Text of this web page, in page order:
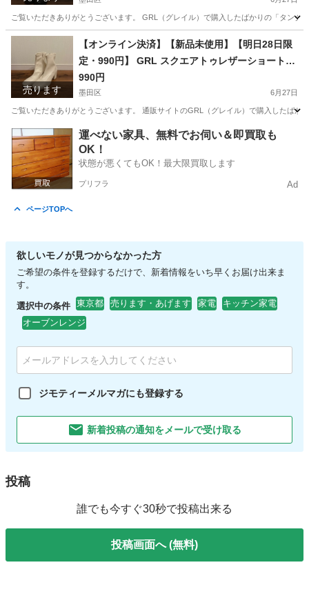
ご覧いただきありがとうございます。 GRL（グレイル）で購入したばかりの「タン
東京 墨田区 靴 GRL
売ります
【オンライン決済】【新品未使用】【明日28日限
定・990円】 GRL スクエアトゥレザーショートブ
ーツ 23.0cm アイボリー
990円
墨田区 6月27日
ご覧いただきありがとうございます。 通販サイトのGRL（グレイル）で購入したば
東京 墨田区 靴
運べない家具、無料でお伺い＆即買取も
OK！
状態が悪くてもOK！最大限買取します
プリフラ Ad
ページTOPへ
欲しいモノが見つからなかった方
ご希望の条件を登録するだけで、新着情報をいち早くお届け出来ま
す。
選択中の条件 東京都 売ります・あげます 家電
キッチン家電
オーブンレンジ
ジモティーメルマガにも登録する
新着投稿の通知をメールで受け取る
投稿
誰でも今すぐ30秒で投稿出来る
投稿画面へ (無料)